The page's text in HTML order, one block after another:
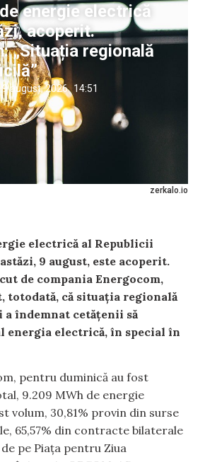
zerkalo.io
energie electrică
acoperit.
„Situația regională
9 august, 2026 14:51
electrică al Republicii
9 august, este acoperit.
de compania Energocom,
totodată, că situația regională
a îndemnat cetățenii să
energia electrică, în special în
pentru duminică au fost
9.209 MWh de energie
volum, 30,81% provin din surse
65,57% din contracte bilaterale
pe Piața pentru Ziua